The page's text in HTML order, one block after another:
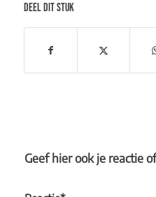
DEEL DIT STUK
Geef hier ook je reactie